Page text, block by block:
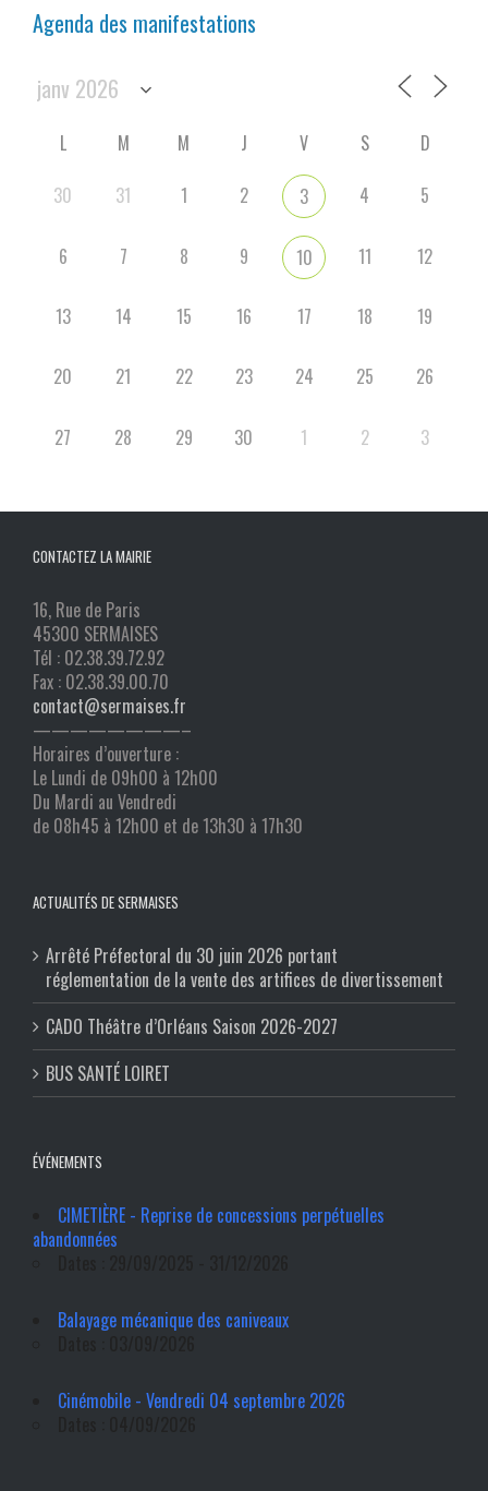
Agenda des manifestations
L M M J V S
D
30
31 1 2 3 4 5
6 7 8 9 10 11 12
13 14 15 16 17 18 19
20 21 22 23 24 25 26
27 28 29 30 1 2 3
CONTACTEZ LA MAIRIE
16, Rue de Paris
45300 SERMAISES
Tél : 02.38.39.72.92
Fax : 02.38.39.00.70
contact@sermaises.fr
————————–
Horaires d’ouverture :
Le Lundi de 09h00 à 12h00
Du Mardi au Vendredi
de 08h45 à 12h00 et de 13h30 à 17h30
ACTUALITÉS DE SERMAISES
Arrêté Préfectoral du 30 juin 2026 portant
réglementation de la vente des artifices de divertissement
CADO Théâtre d’Orléans Saison 2026-2027
BUS SANTÉ LOIRET
ÉVÉNEMENTS
CIMETIÈRE - Reprise de concessions perpétuelles
abandonnées
Balayage mécanique des caniveaux
Cinémobile - Vendredi 04 septembre 2026